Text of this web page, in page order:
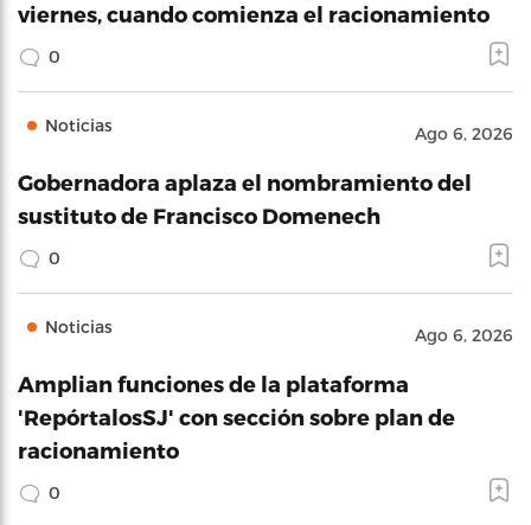
viernes, cuando comienza el racionamiento
0
Noticias Ago 6, 2026
Gobernadora aplaza el nombramiento del
sustituto de Francisco Domenech
0
Noticias Ago 6, 2026
Amplian funciones de la plataforma
'RepórtalosSJ' con sección sobre plan de
racionamiento
0